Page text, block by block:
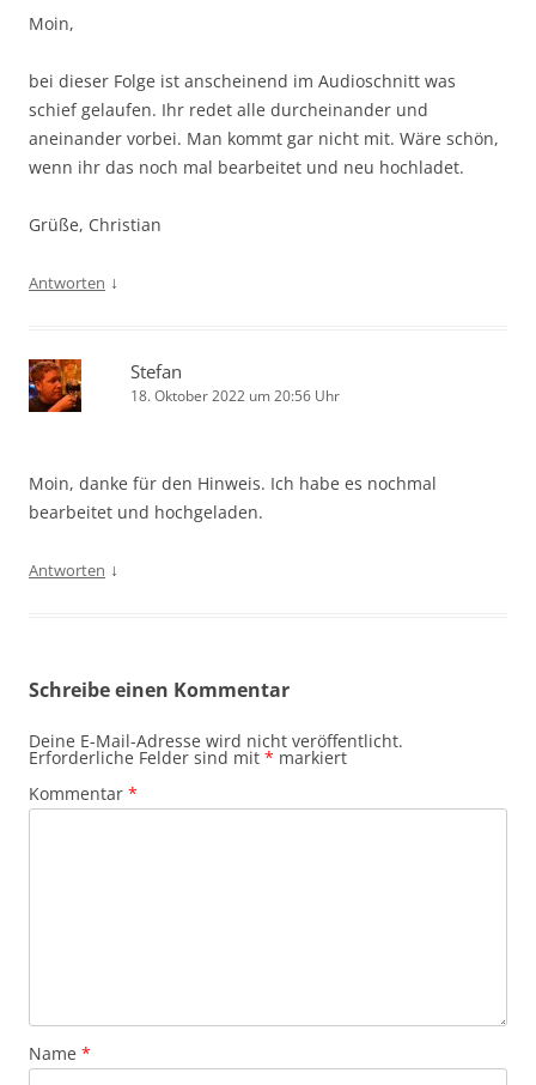
Moin,
bei dieser Folge ist anscheinend im Audioschnitt was
schief gelaufen. Ihr redet alle durcheinander und
aneinander vorbei. Man kommt gar nicht mit. Wäre schön,
wenn ihr das noch mal bearbeitet und neu hochladet.
Grüße, Christian
Antworten ↓
Stefan
18. Oktober 2022 um 20:56 Uhr
Moin, danke für den Hinweis. Ich habe es nochmal
bearbeitet und hochgeladen.
Antworten ↓
Schreibe einen Kommentar
Deine E-Mail-Adresse wird nicht veröffentlicht.
Erforderliche Felder sind mit * markiert
Kommentar *
Name *